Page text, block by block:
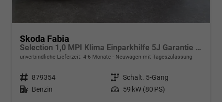
Skoda Fabia
Selection 1,0 MPI Klima Einparkhilfe 5J Garantie LED Apple Carplay Bluetooth
unverbindliche Lieferzeit: 4-6 Monate Neuwagen mit Tageszulassung
Fahrzeugnr. 879354 Getriebe Schalt. 5-Gang
Kraftstoff Benzin Leistung 59 kW (80 PS)